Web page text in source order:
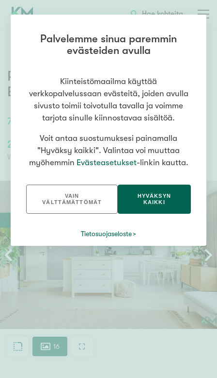
Hae kohteita
70 70m² 3h, k, kph, lasitettu parveke
Postipuuntie 1,Leppävaara
Espoo
220 000,00 €
Velaton hinta
193 489,69 €
16
Palvelemme sinua paremmin
evästeiden avulla
Kiinteistömaailma käyttää
verkkopalvelussaan evästeitä, joiden avulla
sivusto toimii toivotulla tavalla ja voimme
tarjota sinulle kiinnostavaa sisältöä.
Voit antaa suostumuksesi painamalla
"Hyväksy kaikki". Valintaa voi muuttaa
myöhemmin Evästeasetukset-linkin kautta.
VAIN
VÄLTTÄMÄTTÖMÄT
HYVÄKSYN
KAIKKI
Tietosuojaseloste